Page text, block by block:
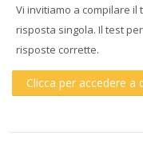
Vi invitiamo a compilare il
risposta singola. Il test
risposte corrette.
Clicca per accedere a